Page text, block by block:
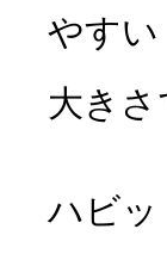
やすい
大きさ
ハビ